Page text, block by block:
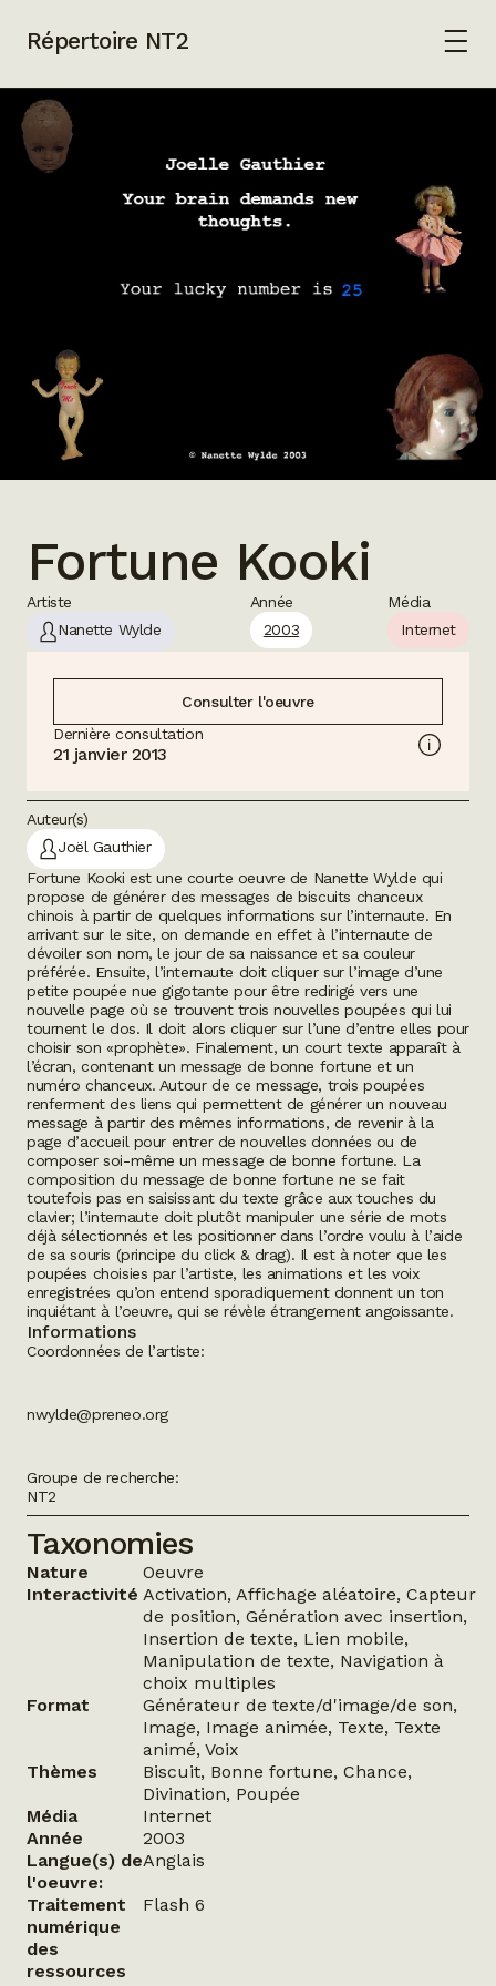
Répertoire NT2
Fortune Kooki
Artiste
Nanette Wylde
Année
2003
Média
Internet
Consulter l'oeuvre
Dernière consultation
21 janvier 2013
Auteur(s)
Joël Gauthier
Fortune Kooki est une courte oeuvre de Nanette Wylde qui
propose de générer des messages de biscuits chanceux
chinois à partir de quelques informations sur l’internaute. En
arrivant sur le site, on demande en effet à l’internaute de
dévoiler son nom, le jour de sa naissance et sa couleur
préférée. Ensuite, l’internaute doit cliquer sur l’image d’une
petite poupée nue gigotante pour être redirigé vers une
nouvelle page où se trouvent trois nouvelles poupées qui lui
tournent le dos. Il doit alors cliquer sur l’une d’entre elles pour
choisir son «prophète». Finalement, un court texte apparaît à
l’écran, contenant un message de bonne fortune et un
numéro chanceux. Autour de ce message, trois poupées
renferment des liens qui permettent de générer un nouveau
message à partir des mêmes informations, de revenir à la
page d’accueil pour entrer de nouvelles données ou de
composer soi-même un message de bonne fortune. La
composition du message de bonne fortune ne se fait
toutefois pas en saisissant du texte grâce aux touches du
clavier; l’internaute doit plutôt manipuler une série de mots
déjà sélectionnés et les positionner dans l’ordre voulu à l’aide
de sa souris (principe duclick & drag). Il est à noter que les
poupées choisies par l’artiste, les animations et les voix
enregistrées qu’on entend sporadiquement donnent un ton
inquiétant à l’oeuvre, qui se révèle étrangement angoissante.
Informations
Coordonnées de l’artiste:
nwylde@preneo.org
Groupe de recherche:
NT2
Taxonomies
Nature
Oeuvre
Interactivité Activation, Affichage aléatoire, Capteur
de position, Génération avec insertion,
Insertion de texte, Lien mobile,
Manipulation de texte, Navigation à
choix multiples
Format
Générateur de texte/d'image/de son,
Image, Image animée, Texte, Texte
animé, Voix
Thèmes
Biscuit, Bonne fortune, Chance,
Divination, Poupée
Média
Internet
Année
2003
Langue(s) de
l'oeuvre:
Anglais
Traitement
numérique
des
ressources
Flash 6